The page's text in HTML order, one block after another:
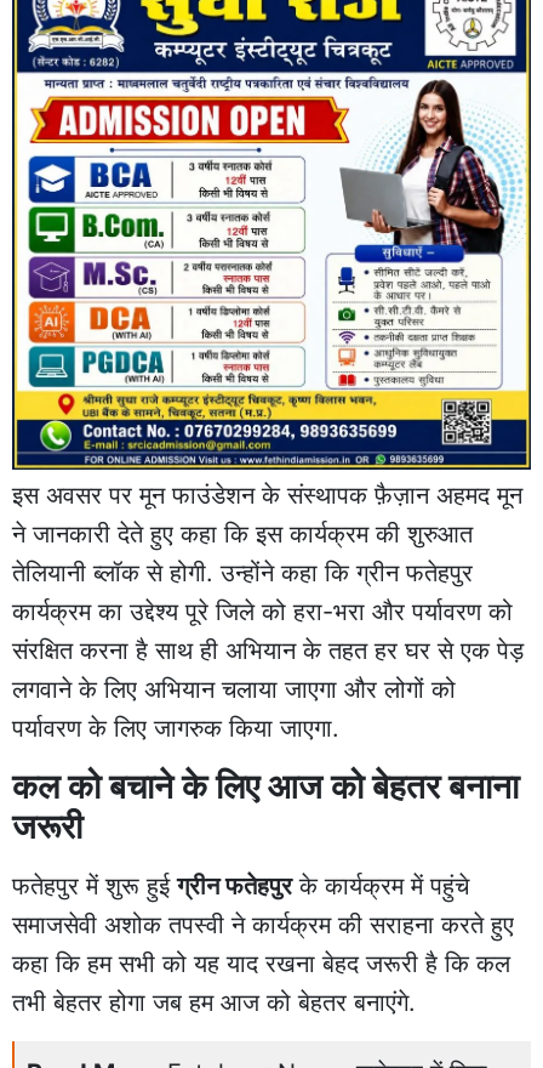
इस अवसर पर मून फाउंडेशन के संस्थापक फ़ैज़ान अहमद मून
ने जानकारी देते हुए कहा कि इस कार्यक्रम की शुरुआत
तेलियानी ब्लॉक से होगी. उन्होंने कहा कि ग्रीनफतेहपुर
कार्यक्रम का उद्देश्य पूरे जिले को हरा-भरा और पर्यावरण को
संरक्षित करना है साथ ही अभियान के तहत हर घर से एक पेड़
लगवाने के लिए अभियान चलाया जाएगा और लोगों को
पर्यावरण के लिए जागरुक किया जाएगा.
कल को बचाने के लिए आज को बेहतर बनाना
जरूरी
फतेहपुर में शुरू हुईग्रीन फतेहपुरके कार्यक्रम में पहुंचे
समाजसेवी अशोक तपस्वी ने कार्यक्रम की सराहना करते हुए
कहा कि हम सभी को यह याद रखना बेहद जरूरी है कि कल
तभी बेहतर होगा जब हम आज को बेहतर बनाएंगे.